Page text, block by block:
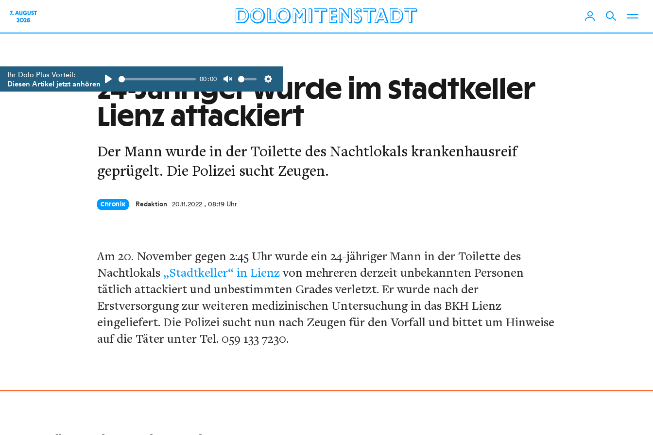
7. AUGUST
2026
Ihr Dolo Plus Vorteil:
Diesen Artikel jetzt anhören
Play
00:00
Unmute Settings
24-Jähriger wurde im Stadtkeller
Lienz attackiert
Der Mann wurde in der Toilette des Nachtlokals krankenhausreif
geprügelt. Die Polizei sucht Zeugen.
Chronik Redaktion 20.11.2022 , 08:19 Uhr
Am 20. November gegen 2:45 Uhr wurde ein 24-jähriger Mann in der Toilette des
Nachtlokals „Stadtkeller“ in Lienzvon mehreren derzeit unbekannten Personen
tätlich attackiert und unbestimmten Grades verletzt. Er wurde nach der
Erstversorgung zur weiteren medizinischen Untersuchung in das BKH Lienz
eingeliefert. Die Polizei sucht nun nach Zeugen für den Vorfall und bittet um Hinweise
auf die Täter unter Tel. 059 133 7230.